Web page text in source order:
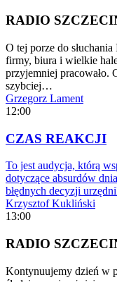
RADIO
O tej porze do
firmy, biura i wielkie
przyjemniej pracowało.
szybciej…
Grzegorz Lament
12:00
CZAS REAKCJI
To jest audycja, którą
dotyczące absurdów
błędnych decyzji
Krzysztof Kukliński
13:00
RADIO
Kontynuujemy dzień w